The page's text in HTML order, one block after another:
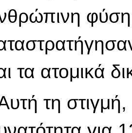
τα ατομικά
τη